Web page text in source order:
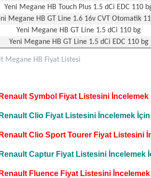
Megane HB Fiyat Listesi
Yeni Megane HB Touch Plus 1.5 dCi EDC 110
Megane HB GT Line 1.6 16v CVT Otomatik
Yeni Megane HB GT Line 1.5 dCi 110 bg
Yeni Megane HB GT Line 1.5 dCi EDC 110 bg
Symbol Fiyat Listesini İncelemek
Clio Fiyat Listesini İncelemek İçin
Clio Sport Tourer Fiyat Listesini
Captur Fiyat Listesini İncelemek
Fluence Fiyat Listesini İncelemek